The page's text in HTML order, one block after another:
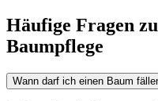
Häufige Fragen
Baumpflege
Wann darf ich einen Baum